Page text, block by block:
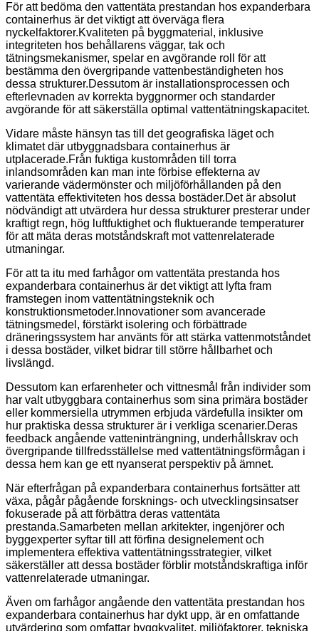
För att bedöma den vattentäta prestandan hos expanderbara
containerhus är det viktigt att överväga flera
nyckelfaktorer.Kvaliteten på byggmaterial, inklusive
integriteten hos behållarens väggar, tak och
tätningsmekanismer, spelar en avgörande roll för att
bestämma den övergripande vattenbeständigheten hos
dessa strukturer.Dessutom är installationsprocessen och
efterlevnaden av korrekta byggnormer och standarder
avgörande för att säkerställa optimal vattentätningskapacitet.
Vidare måste hänsyn tas till det geografiska läget och
klimatet där utbyggnadsbara containerhus är
utplacerade.Från fuktiga kustområden till torra
inlandsområden kan man inte förbise effekterna av
varierande vädermönster och miljöförhållanden på den
vattentäta effektiviteten hos dessa bostäder.Det är absolut
nödvändigt att utvärdera hur dessa strukturer presterar under
kraftigt regn, hög luftfuktighet och fluktuerande temperaturer
för att mäta deras motståndskraft mot vattenrelaterade
utmaningar.
För att ta itu med farhågor om vattentäta prestanda hos
expanderbara containerhus är det viktigt att lyfta fram
framstegen inom vattentätningsteknik och
konstruktionsmetoder.Innovationer som avancerade
tätningsmedel, förstärkt isolering och förbättrade
dräneringssystem har använts för att stärka vattenmotståndet
i dessa bostäder, vilket bidrar till större hållbarhet och
livslängd.
Dessutom kan erfarenheter och vittnesmål från individer som
har valt utbyggbara containerhus som sina primära bostäder
eller kommersiella utrymmen erbjuda värdefulla insikter om
hur praktiska dessa strukturer är i verkliga scenarier.Deras
feedback angående vatteninträngning, underhållskrav och
övergripande tillfredsställelse med vattentätningsförmågan i
dessa hem kan ge ett nyanserat perspektiv på ämnet.
När efterfrågan på expanderbara containerhus fortsätter att
växa, pågår pågående forsknings- och utvecklingsinsatser
fokuserade på att förbättra deras vattentäta
prestanda.Samarbeten mellan arkitekter, ingenjörer och
byggexperter syftar till att förfina designelement och
implementera effektiva vattentätningsstrategier, vilket
säkerställer att dessa bostäder förblir motståndskraftiga inför
vattenrelaterade utmaningar.
Även om farhågor angående den vattentäta prestandan hos
expanderbara containerhus har dykt upp, är en omfattande
utvärdering som omfattar byggkvalitet, miljöfaktorer, tekniska